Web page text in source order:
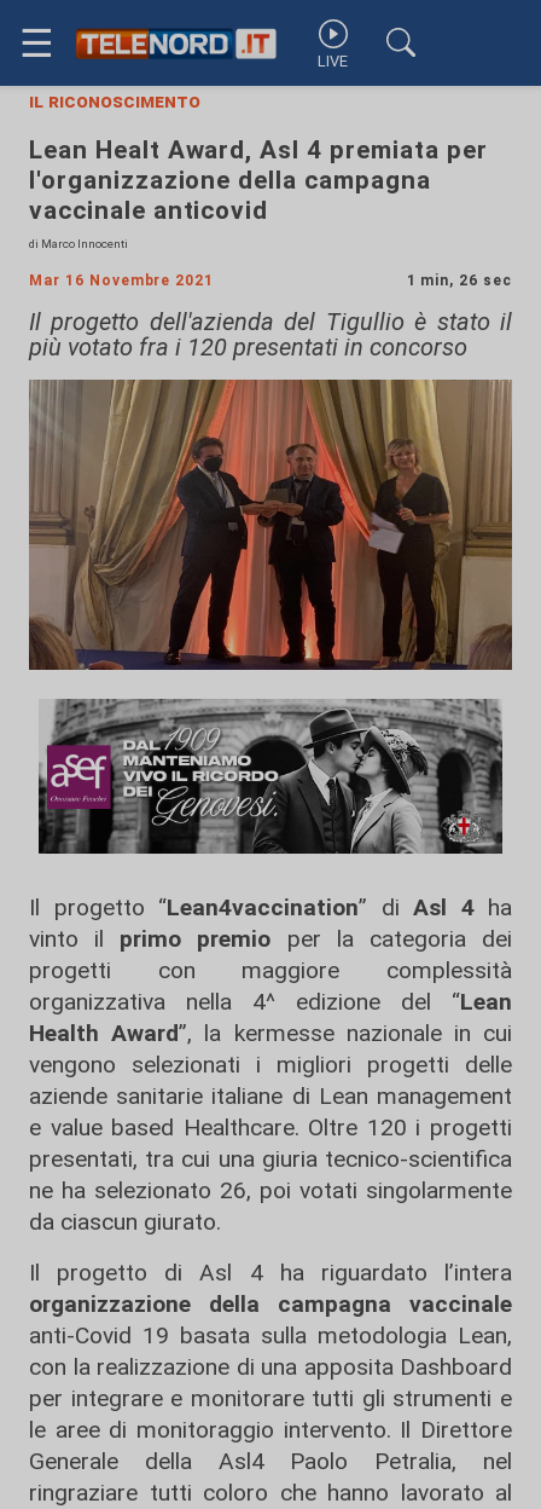
☰ LIVE
il riconoscimento
Lean Healt Award, Asl 4 premiata per
l'organizzazione della campagna
vaccinale anticovid
di Marco Innocenti
Mar 16 Novembre 2021 1 min, 26 sec
Il progetto dell'azienda del Tigullio è stato il
più votato fra i 120 presentati in concorso
Il progetto “Lean4vaccination” di Asl 4ha
vinto il primo premio per la categoria dei
progetti con maggiore complessità
organizzativa nella 4^ edizione del “Lean
Health Award”, la kermesse nazionale in cui
vengono selezionati i migliori progetti delle
aziende sanitarie italiane di Lean management
e value based Healthcare. Oltre 120 i progetti
presentati, tra cui una giuria tecnico-scientifica
ne ha selezionato 26, poi votati singolarmente
da ciascun giurato.
Il progetto di Asl 4 ha riguardato l’intera
organizzazione della campagna vaccinale
anti-Covid 19 basata sulla metodologia Lean,
con la realizzazione di una apposita Dashboard
per integrare e monitorare tutti gli strumenti e
le aree di monitoraggio intervento. Il Direttore
Generale della Asl4 Paolo Petralia, nel
ringraziare tutti coloro che hanno lavorato al